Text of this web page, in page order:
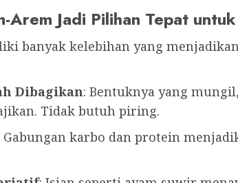
Arem Jadi Pilihan Tepat
banyak kelebihan yang
Dibagikan: Bentuknya yang
Tidak butuh piring.
Gabungan karbo dan protein